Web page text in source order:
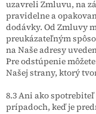
uzavreli Zmluvu, na
pravidelne a
dodávky. Od Zmluvy
preukázateľným
na Naše adresy
Pre odstúpenie
Našej strany, ktorý
8.3 Ani ako
prípadoch, keď je